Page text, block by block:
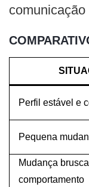
comunicação
Perfil estável e
Pequena
Mudança
comportamento